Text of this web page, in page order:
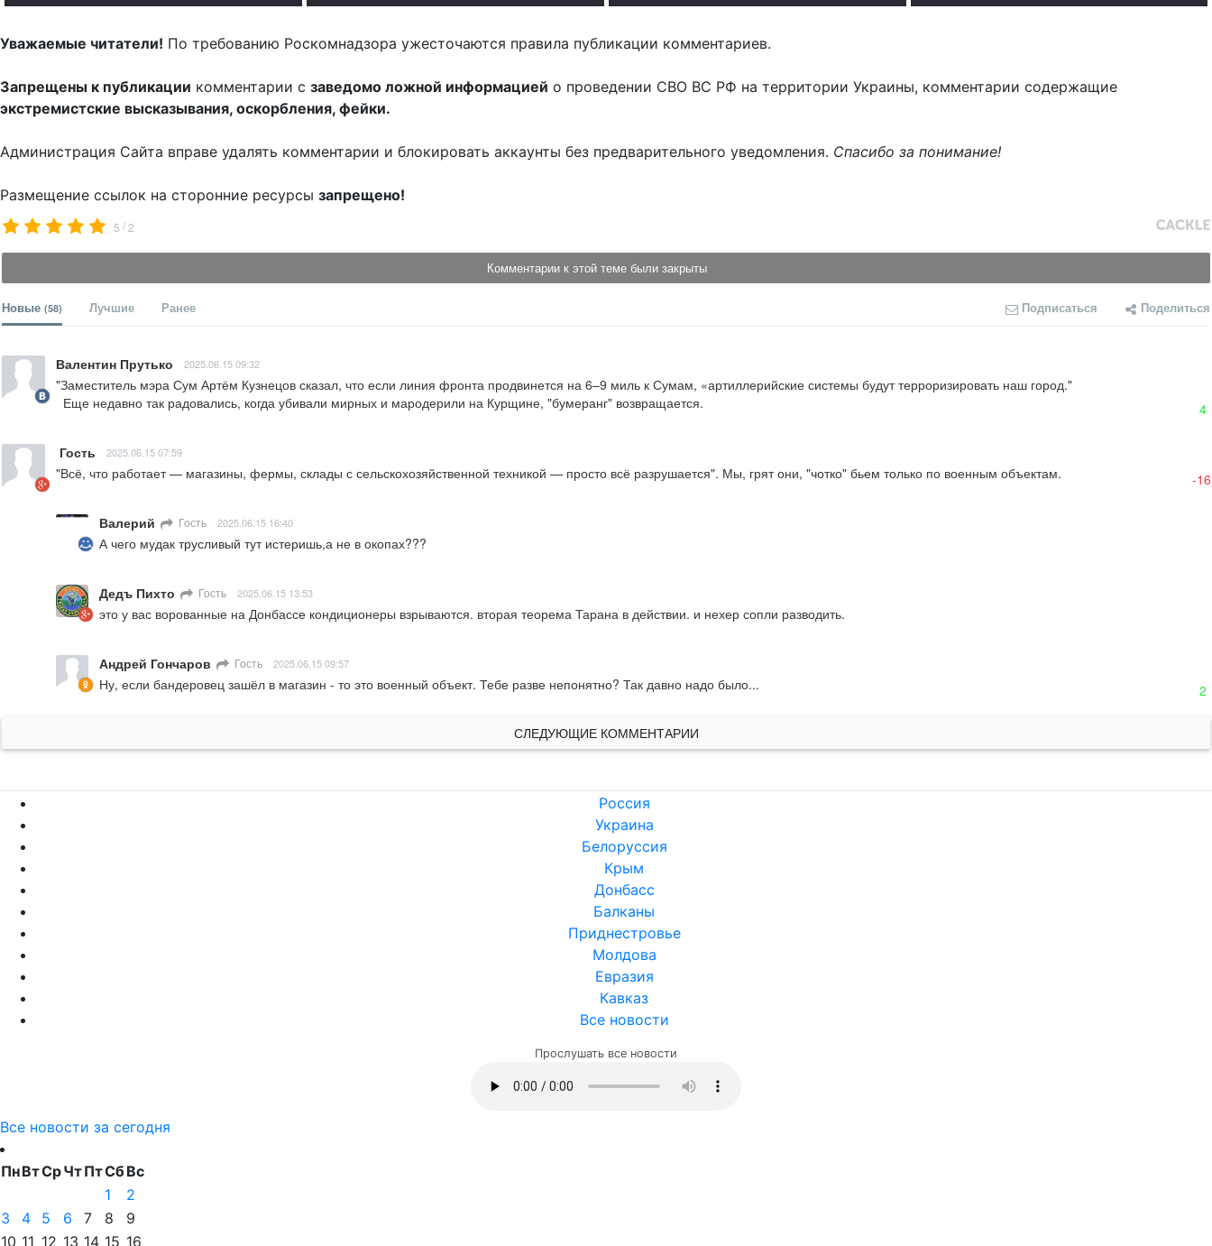
Уважаемые читатели! По требованию Роскомнадзора ужесточаются правила публикации комментариев.
Запрещены к публикации комментарии с заведомо ложной информацией о проведении СВО ВС РФ на территории Украины, комментарии содержащие
экстремистские высказывания, оскорбления, фейки.
Администрация Сайта вправе удалять комментарии и блокировать аккаунты без предварительного уведомления. Спасибо за понимание!
Размещение ссылок на сторонние ресурсы запрещено!
5 /2
Комментарии к этой теме были закрыты
Новые (58) Лучшие Ранее Подписаться Поделиться
Валентин Прутько 2025.06.15 09:32
"Заместитель мэра Сум Артём Кузнецов сказал, что если линия фронта продвинется на 6–9 миль к Сумам, «артиллерийские системы будут терроризировать наш город."
  Еще недавно так радовались, когда убивали мирных и мародерили на Курщине, "бумеранг" возвращается.
4
Гость 2025.06.15 07:59
"Всё, что работает — магазины, фермы, склады с сельскохозяйственной техникой — просто всё разрушается". Мы, грят они, "чотко" бьем только по военным объектам. -16
Валерий Гость 2025.06.15 16:40
А чего мудак трусливый тут истеришь,а не в окопах???
Дедъ Пихто Гость 2025.06.15 13:53
это у вас ворованные на Донбассе кондиционеры взрываются. вторая теорема Тарана в действии. и нехер сопли разводить.
Андрей Гончаров Гость 2025.06.15 09:57
Ну, если бандеровец зашёл в магазин - то это военный объект. Тебе разве непонятно? Так давно надо было... 2
СЛЕДУЮЩИЕ КОММЕНТАРИИ
Россия
Украина
Белоруссия
Крым
Донбасс
Балканы
Приднестровье
Молдова
Евразия
Кавказ
Все новости
Прослушать все новости
Все новости за сегодня
ПнВтСрЧтПтСбВс
1
2
3
4 5 6 7 8
9
10 11 12 13 14 15 16